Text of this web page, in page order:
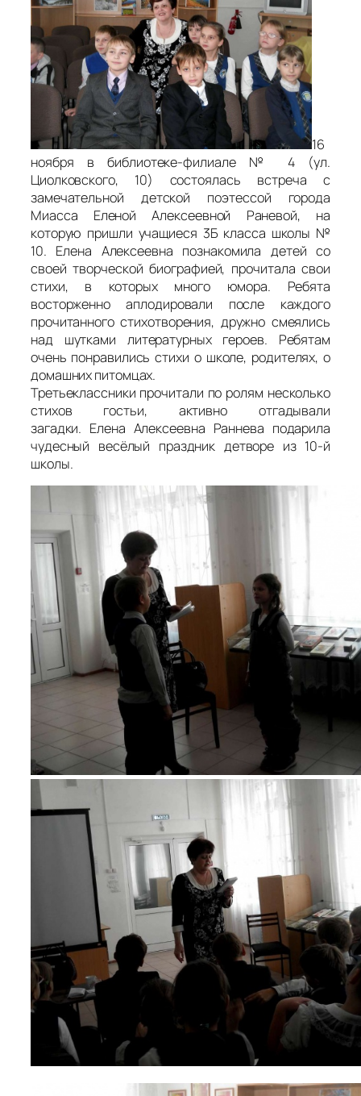
16
ноября в библиотеке-филиале № 4 (ул.
Циолковского, 10) состоялась встреча с
замечательной детской поэтессой города
Миасса Еленой Алексеевной Раневой, на
которую пришли учащиеся 3Б класса школы №
10. Елена Алексеевна познакомила детей со
своей творческой биографией, прочитала свои
стихи, в которых много юмора. Ребята
восторженно аплодировали после каждого
прочитанного стихотворения, дружно смеялись
над шутками литературных героев. Ребятам
очень понравились стихи о школе, родителях, о
домашних питомцах.
Третьеклассники прочитали по ролям несколько
стихов гостьи, активно отгадывали
загадки. Елена Алексеевна Раннева подарила
чудесный весёлый праздник детворе из 10-й
школы.